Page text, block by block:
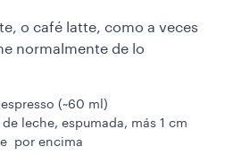
o café latte, como a veces
normalmente de lo
(~60 ml)
leche, espumada, más 1 cm
por encima